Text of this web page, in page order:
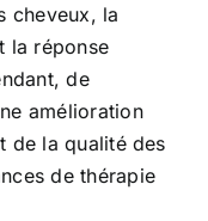
cheveux, la
la réponse
de
amélioration
de la qualité des
de thérapie